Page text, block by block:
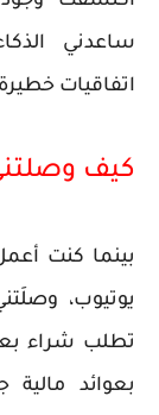
ساعدني
اتفاقيات
كيف
بينما كنت
يوتيوب،
تطلب شراء
بعوائد